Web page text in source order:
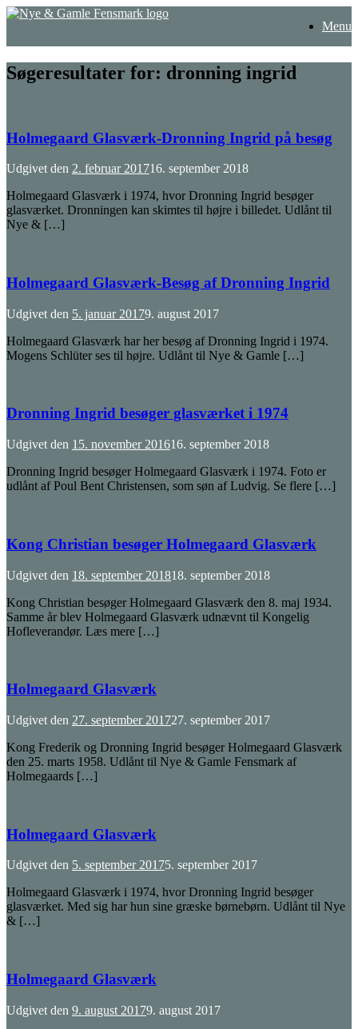
Gå
Menu
Søgeresultater for: dronning ingrid
Holmegaard Glasværk-Dronning Ingrid på besøg
Udgivet den 2. februar 201716. september 2018
Holmegaard Glasværk i 1974, hvor Dronning Ingrid besøger
glasværket. Dronningen kan skimtes til højre i billedet. Udlånt til
Nye & […]
Holmegaard Glasværk-Besøg af Dronning Ingrid
Udgivet den 5. januar 20179. august 2017
Holmegaard Glasværk har her besøg af Dronning Ingrid i 1974.
Mogens Schlüter ses til højre. Udlånt til Nye & Gamle […]
Dronning Ingrid besøger glasværket i 1974
Udgivet den 15. november 201616. september 2018
Dronning Ingrid besøger Holmegaard Glasværk i 1974. Foto er
udlånt af Poul Bent Christensen, som søn af Ludvig. Se flere […]
Kong Christian besøger Holmegaard Glasværk
Udgivet den 18. september 201818. september 2018
Kong Christian besøger Holmegaard Glasværk den 8. maj 1934.
Samme år blev Holmegaard Glasværk udnævnt til Kongelig
Hofleverandør. Læs mere […]
Holmegaard Glasværk
Udgivet den 27. september 201727. september 2017
Kong Frederik og Dronning Ingrid besøger Holmegaard Glasværk
den 25. marts 1958. Udlånt til Nye & Gamle Fensmark af
Holmegaards […]
Holmegaard Glasværk
Udgivet den 5. september 20175. september 2017
Holmegaard Glasværk i 1974, hvor Dronning Ingrid besøger
glasværket. Med sig har hun sine græske børnebørn. Udlånt til Nye
& […]
Holmegaard Glasværk
Udgivet den 9. august 20179. august 2017